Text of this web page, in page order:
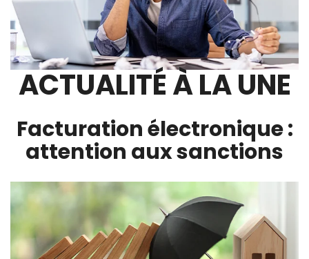
ACTUALITÉ À LA UNE
Facturation électronique :
attention aux sanctions